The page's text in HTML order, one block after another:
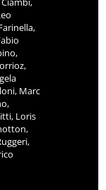
Marc
Loris